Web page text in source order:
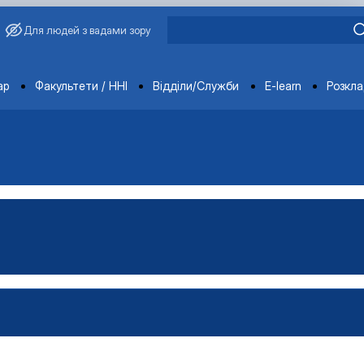
Для людей з вадами зору
Факультети / ННІ Відділи/Служби E-learn